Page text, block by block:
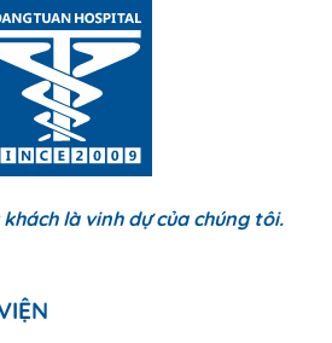
là vinh dự của chúng tôi.